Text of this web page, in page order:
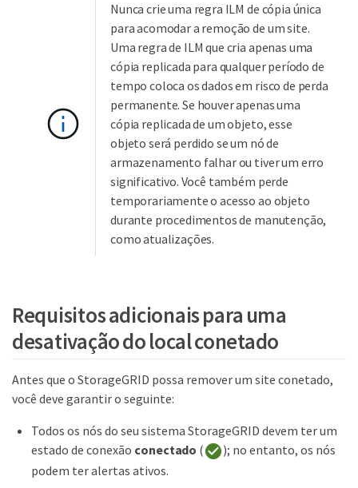
Nunca crie uma regra ILM de cópia única
para acomodar a remoção de um site.
Uma regra de ILM que cria apenas uma
cópia replicada para qualquer período de
tempo coloca os dados em risco de perda
permanente. Se houver apenas uma
cópia replicada de um objeto, esse
objeto será perdido se um nó de
armazenamento falhar ou tiver um erro
significativo. Você também perde
temporariamente o acesso ao objeto
durante procedimentos de manutenção,
como atualizações.
Requisitos adicionais para uma
desativação do local conetado
Antes que o StorageGRID possa remover um site conetado,
você deve garantir o seguinte:
Todos os nós do seu sistema StorageGRID devem ter um
estado de conexão conectado (
); no entanto, os nós
podem ter alertas ativos.